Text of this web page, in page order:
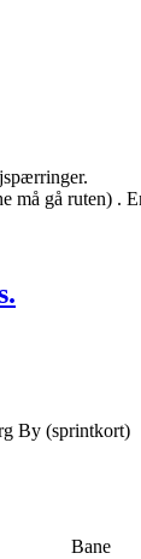
må gå ruten) .
By (sprintkort)
Bane